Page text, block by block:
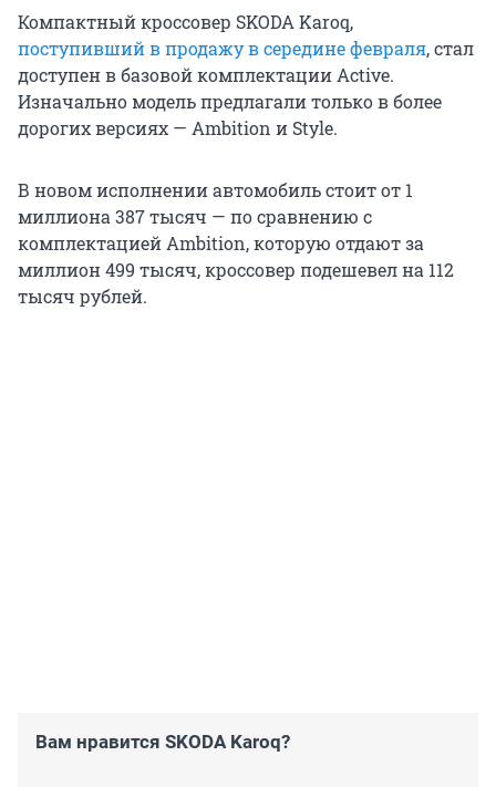
Компактный кроссовер SKODA Karoq,
поступивший в продажу в середине февраля, стал
доступен в базовой комплектации Active.
Изначально модель предлагали только в более
дорогих версиях — Ambition и Style.
В новом исполнении автомобиль стоит от 1
миллиона 387 тысяч — по сравнению с
комплектацией Ambition, которую отдают за
миллион 499 тысяч, кроссовер подешевел на 112
тысяч рублей.
Вам нравится SKODA Karoq?